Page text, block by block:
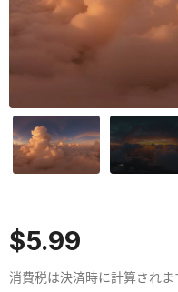
$5.99
消費税は決済時に計算されま